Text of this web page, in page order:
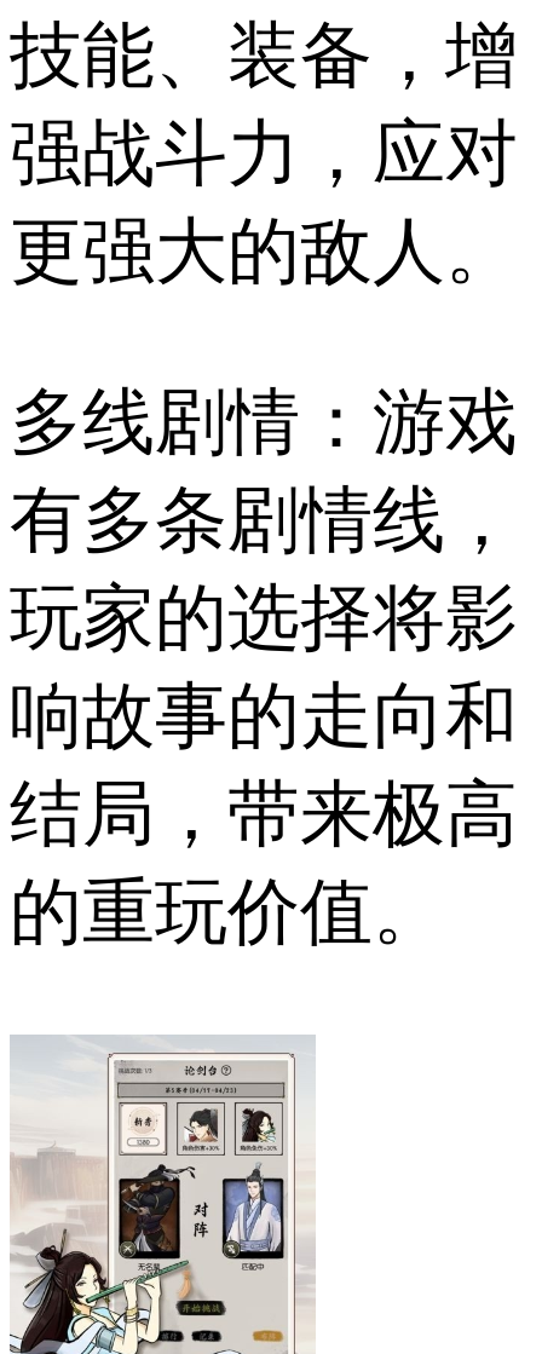
技能、装备，增
强战斗力，应对
更强大的敌人。
多线剧情：游戏
有多条剧情线，
玩家的选择将影
响故事的走向和
结局，带来极高
的重玩价值。